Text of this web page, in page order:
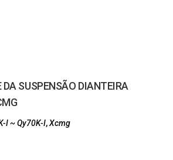
SUSPENSÃO DIANTEIRA
I ~ Qy70K-I,Xcmg